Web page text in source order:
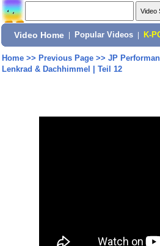
Video Home Popular Videos K-
Home>> Previous Page>> JP
Lenkrad & Dachhimmel | Teil 12